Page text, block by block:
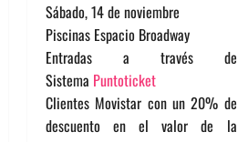
Sábado, 14 de noviembre
Piscinas Espacio Broadway
Entradas a través de
Sistema Puntoticket
Clientes Movistar con un 20% de
descuento en el valor de la